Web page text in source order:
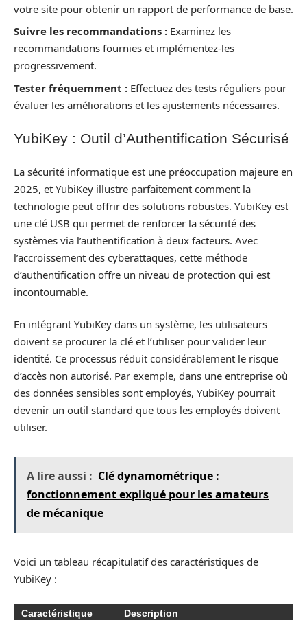
votre site pour obtenir un rapport de performance de base.
Suivre les recommandations : Examinez les
recommandations fournies et implémentez-les
progressivement.
Tester fréquemment : Effectuez des tests réguliers pour
évaluer les améliorations et les ajustements nécessaires.
YubiKey : Outil d’Authentification Sécurisé
La sécurité informatique est une préoccupation majeure en
2025, et YubiKey illustre parfaitement comment la
technologie peut offrir des solutions robustes. YubiKey est
une clé USB qui permet de renforcer la sécurité des
systèmes via l’authentification à deux facteurs. Avec
l’accroissement des cyberattaques, cette méthode
d’authentification offre un niveau de protection qui est
incontournable.
En intégrant YubiKey dans un système, les utilisateurs
doivent se procurer la clé et l’utiliser pour valider leur
identité. Ce processus réduit considérablement le risque
d’accès non autorisé. Par exemple, dans une entreprise où
des données sensibles sont employés, YubiKey pourrait
devenir un outil standard que tous les employés doivent
utiliser.
A lire aussi : Clé dynamométrique :
fonctionnement expliqué pour les amateurs
de mécanique
Voici un tableau récapitulatif des caractéristiques de
YubiKey :
Caractéristique Description